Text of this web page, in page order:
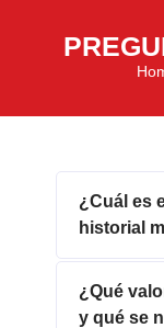
¿Cuál es
historial
¿Qué
y qué se